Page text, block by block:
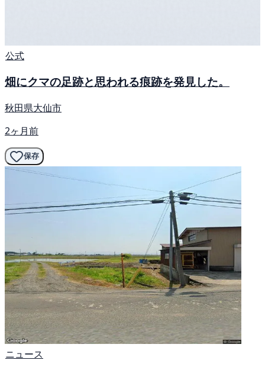
公式
畑にクマの足跡と思われる痕跡を発見した。
秋田県大仙市
2ヶ月前
保存
ニュース